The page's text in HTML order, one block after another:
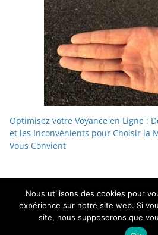
Optimisez votre Voyance en Ligne :
et les Inconvénients pour Choisir la
Vous Convient
Copyright © 2026 . Tous
Nous utilisons des cookies pour
expérience sur notre site web. Si
site, nous supposerons que